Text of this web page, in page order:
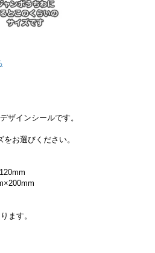
ザインシールです。
お選びください。
ます。